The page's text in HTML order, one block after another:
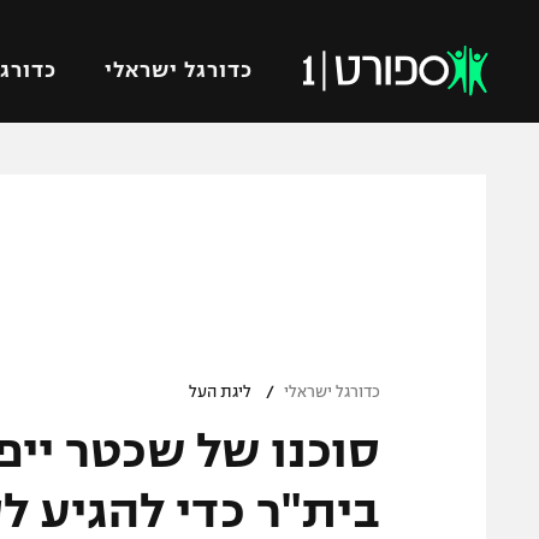
כדורגל ישראלי
ברחבה
"מעל הליגה" – פודקאסט
"מחצית בשכונה" – פודקאסט
מכבי
בית"ר
כדורגל ישראלי / ליגת העל
סוכנו של שכטר
בית"ר כדי להגיע